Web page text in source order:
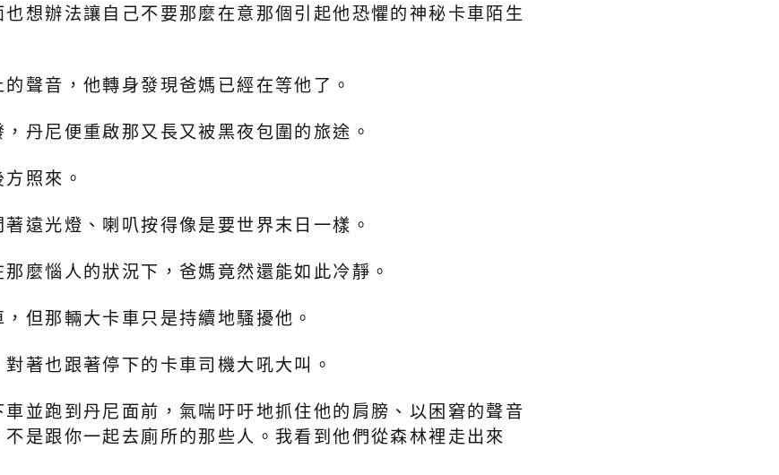
想辦法讓自己不要那麼在意那個引起他恐懼的神秘卡車陌生
聲音，他轉身發現爸媽已經在等他了。
丹尼便重啟那又長又被黑夜包圍的旅途。
照來。
遠光燈、喇叭按得像是要世界末日一樣。
麼惱人的狀況下，爸媽竟然還能如此冷靜。
但那輛大卡車只是持續地騷擾他。
著也跟著停下的卡車司機大吼大叫。
並跑到丹尼面前，氣喘吁吁地抓住他的肩膀、以困窘的聲音
是跟你一起去廁所的那些人。我看到他們從森林裡走出來